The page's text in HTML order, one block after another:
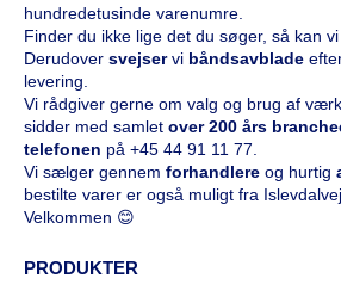
hundredetusinde varenumre.
Finder du ikke lige det du søger, så kan
Derudover svejservi båndsavblade
levering.
Vi rådgiver gerne om valg og brug af
sidder med samlet over 200 års
telefonen på +45 44 91 11 77
Vi sælger gennem forhandlere og hurtig
bestilte varer er også muligt fra
Velkommen 😊
PRODUKTER